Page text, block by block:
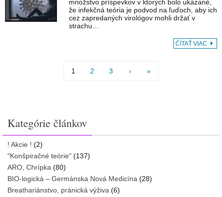
množstvo príspevkov v ktorých bolo ukázané,
že infekčná teória je podvod na ľuďoch, aby ich
cez zapredaných virológov mohli držať v
strachu…
ČÍTAŤ VIAC
1 2 3 › »
Kategórie článkov
! Akcie ! (2)
"Konšpiračné teórie" (137)
ARO, Chrípka (80)
BIO-logická – Germánska Nová Medicína (28)
Breathariánstvo, pránická výživa (6)